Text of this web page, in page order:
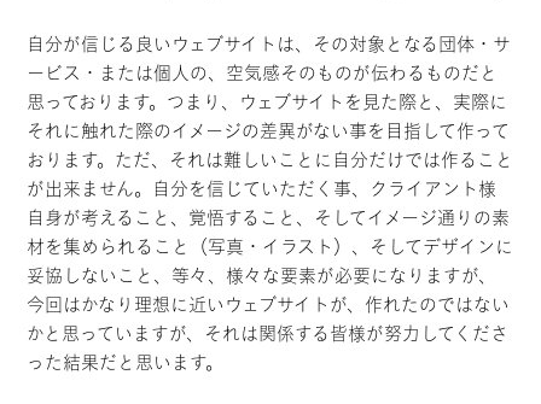
自分が信じる良いウェブサイトは、その対象となる団体・サ
ービス・または個人の、空気感そのものが伝わるものだと
思っております。つまり、ウェブサイトを見た際と、実際に
それに触れた際のイメージの差異がない事を目指して作って
おります。ただ、それは難しいことに自分だけでは作ること
が出来ません。自分を信じていただく事、クライアント様
自身が考えること、覚悟すること、そしてイメージ通りの素
材を集められること（写真・イラスト）、そしてデザインに
妥協しないこと、等々、様々な要素が必要になりますが、
今回はかなり理想に近いウェブサイトが、作れたのではない
かと思っていますが、それは関係する皆様が努力してくださ
った結果だと思います。